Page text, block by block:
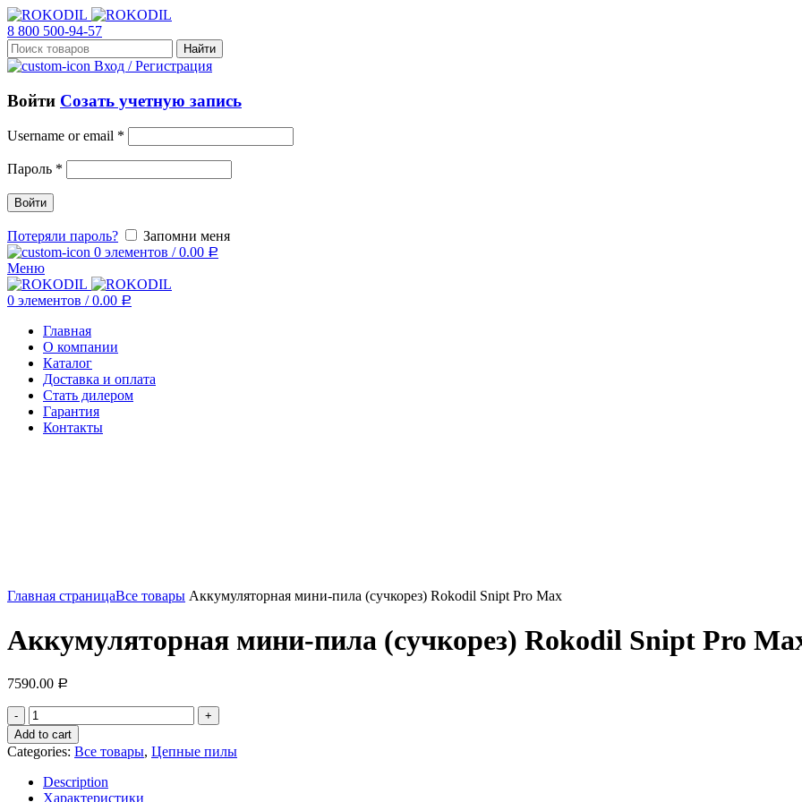
8 800 500-94-57
Найти
Вход / Регистрация
Войти Созать учетную запись
Username or email *
Пароль *
Войти
Потеряли пароль?
Запомни меня
0 элементов / 0.00 Р
Меню
0 элементов / 0.00 Р
Главная
О компании
Каталог
Доставка и оплата
Стать дилером
Гарантия
Контакты
Главная страницаВсе товары Аккумуляторная мини-пила (сучкорез) Rokodil Snipt Pro Max
Аккумуляторная мини-пила (сучкорез) Rokodil Snipt Pro
7590.00 Р
Аккумуляторная
мини-
пила
(сучкорез)
Rokodil
Snipt
Add to cart
Categories: Все товары, Цепные пилы
Description
Характеристики